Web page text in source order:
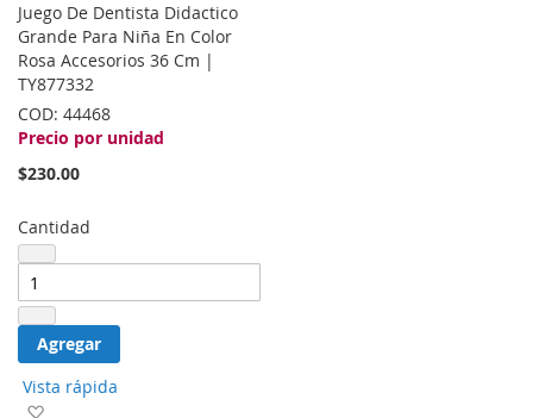
la
lista
de
deseos
Juego De Dentista Didactico
Grande Para Niña En Color
Rosa Accesorios 36 Cm |
TY877332
COD: 44468
Precio por unidad
$230.00
Cantidad
Agregar
Vista rápida